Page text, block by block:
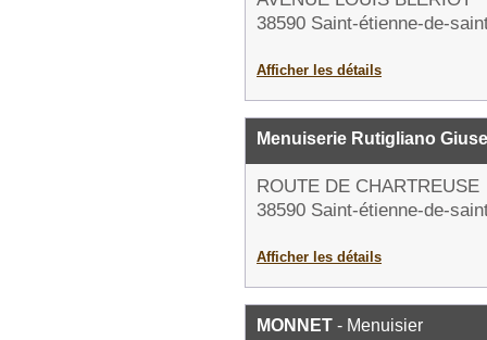
38590 Saint-étienne-de-
Afficher les détails
Menuiserie Rutigliano
ROUTE DE CHARTREUSE
38590 Saint-étienne-de-
Afficher les détails
MONNET - Menuisier